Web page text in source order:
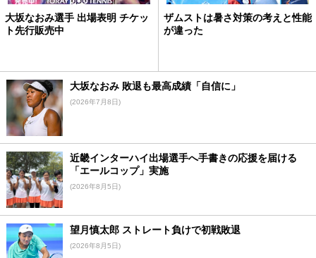
大坂なおみ選手 出場表明 チケッ
ト先行販売中
ザムストは暑さ対策の考えと性能
が違った
大坂なおみ 敗退も最高成績「自信に」
(2026年7月8日)
近畿インターハイ出場選手へ手書きの応援を届ける
「エールコップ」実施
(2026年8月5日)
望月慎太郎 ストレート負けで初戦敗退
(2026年8月5日)